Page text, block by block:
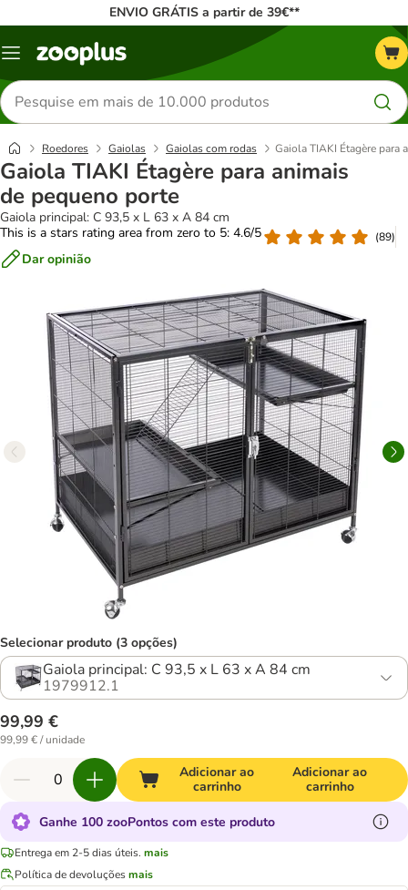
ENVIO GRÁTIS a partir de 39€**
Menu
Pesquisar
produtos
Roedores Gaiolas Gaiolas com rodas Gaiola TIAKI Étagère para
Gaiola TIAKI Étagère para animais
de pequeno porte
Gaiola principal: C 93,5 x L 63 x A 84 cm
This is a stars rating area from zero to 5: 4.6/5
(89)
Dar opinião
Selecionar produto (3 opções)
Gaiola principal: C 93,5 x L 63 x A 84 cm
1979912.1
99,99 €
99,99 € / unidade
Adicionar ao
carrinho
Adicionar ao
carrinho
Ganhe 100 zooPontos com este produto
Entrega em 2-5 dias úteis. mais
Política de devoluçõesmais